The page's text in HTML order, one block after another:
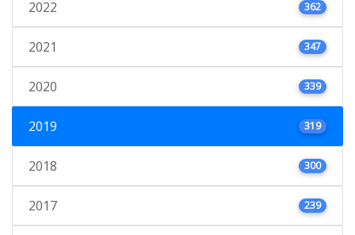
2022 362
2021 347
2020 339
2019 319
2018 300
2017 239